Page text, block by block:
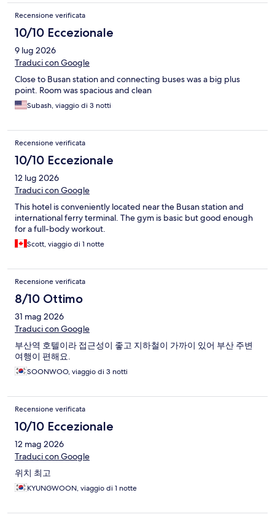
Recensione verificata
10/10 Eccezionale
9 lug 2026
Traduci con Google
Close to Busan station and connecting buses was a big plus
point. Room was spacious and clean
Subash, viaggio di 3 notti
Recensione verificata
10/10 Eccezionale
12 lug 2026
Traduci con Google
This hotel is conveniently located near the Busan station and
international ferry terminal. The gym is basic but good enough
for a full-body workout.
Scott, viaggio di 1 notte
Recensione verificata
8/10 Ottimo
31 mag 2026
Traduci con Google
부산역 호텔이라 접근성이 좋고 지하철이 가까이 있어 부산 주변
여행이 편해요.
SOONWOO, viaggio di 3 notti
Recensione verificata
10/10 Eccezionale
12 mag 2026
Traduci con Google
위치 최고
KYUNGWOON, viaggio di 1 notte